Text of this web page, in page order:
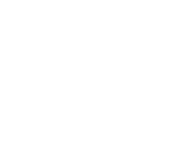
eine E-Mail an